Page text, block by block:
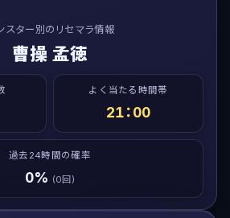
スター別のリセマラ情報
曹操 孟徳
よく当たる時間帯
21：00
過去24時間の確率
0% (0回)